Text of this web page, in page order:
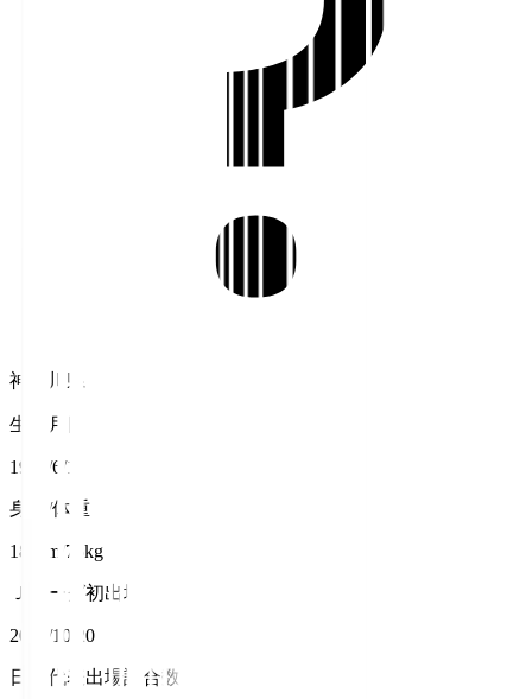
神奈川県
生年月日
1986/6/1
身長/体重
181cm/75kg
Ｊリーグ初出場
2007/10/20
日本代表出場試合数